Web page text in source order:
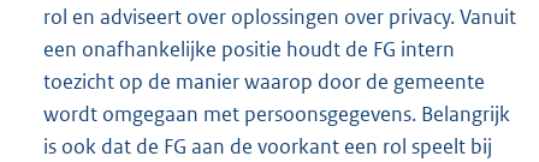
rol en adviseert over oplossingen over privacy. Vanuit
een onafhankelijke positie houdt de FG intern
toezicht op de manier waarop door de gemeente
wordt omgegaan met persoonsgegevens. Belangrijk
is ook dat de FG aan de voorkant een rol speelt bij